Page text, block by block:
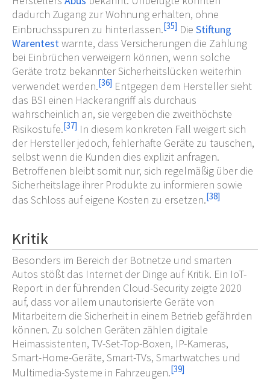
dadurch Zugang zur Wohnung erhalten, ohne
Einbruchsspuren zu hinterlassen.[35] Die Stiftung
Warentest warnte, dass Versicherungen die Zahlung
bei Einbrüchen verweigern können, wenn solche
Geräte trotz bekannter Sicherheitslücken weiterhin
verwendet werden.[36] Entgegen dem Hersteller sieht
das BSI einen Hackerangriff als durchaus
wahrscheinlich an, sie vergeben die zweithöchste
Risikostufe.[37] In diesem konkreten Fall weigert sich
der Hersteller jedoch, fehlerhafte Geräte zu tauschen,
selbst wenn die Kunden dies explizit anfragen.
Betroffenen bleibt somit nur, sich regelmäßig über die
Sicherheitslage ihrer Produkte zu informieren sowie
das Schloss auf eigene Kosten zu ersetzen.[38]
Kritik
Besonders im Bereich der Botnetze und smarten
Autos stößt das Internet der Dinge auf Kritik. Ein IoT-
Report in der führenden Cloud-Security zeigte 2020
auf, dass vor allem unautorisierte Geräte von
Mitarbeitern die Sicherheit in einem Betrieb gefährden
können. Zu solchen Geräten zählen digitale
Heimassistenten, TV-Set-Top-Boxen, IP-Kameras,
Smart-Home-Geräte, Smart-TVs, Smartwatches und
Multimedia-Systeme in Fahrzeugen.[39]